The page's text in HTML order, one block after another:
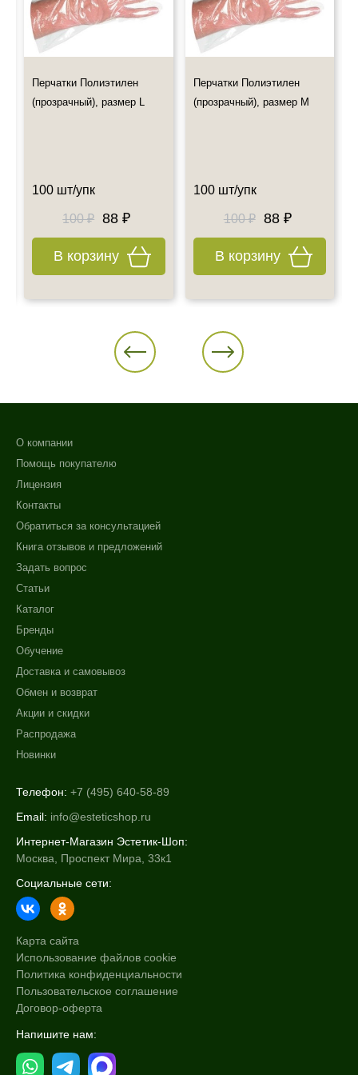
Все дополнительные вопросы Вы можете задать по E-mail:
info@esteticshop.ru или по телефону.
Перчатки Полиэтилен
(прозрачный), размер L
100 шт/упк
100 ₽ 88 ₽
В корзину
Перчатки Полиэтилен
(прозрачный), размер M
100 шт/упк
100 ₽ 88 ₽
В корзину
О компании
Помощь покупателю
Лицензия
Контакты
Обратиться за консультацией
Книга отзывов и предложений
Задать вопрос
Статьи
Каталог
Бренды
Обучение
Доставка и самовывоз
Обмен и возврат
Акции и скидки
Распродажа
Новинки
Телефон: +7 (495) 640-58-89
Email: info@esteticshop.ru
Интернет-Магазин Эстетик-Шоп:
Москва, Проспект Мира, 33к1
Социальные сети:
Карта сайта
Использование файлов cookie
Политика конфиденциальности
Пользовательское соглашение
Договор-оферта
Напишите нам: